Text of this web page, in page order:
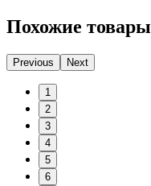
Похожие товары
Previous Next
1
2
3
4
5
6